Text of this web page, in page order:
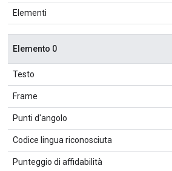
Elementi
Elemento 0
Testo
Frame
Punti d'angolo
Codice lingua riconosciuta
Punteggio di affidabilità